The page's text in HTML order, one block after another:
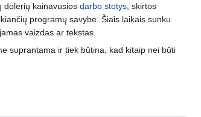
dolerių kainavusios darbo stotys , skirtos
programų savybe. Šiais laikais sunku
vaizdas ar tekstas.
suprantama ir tiek būtina, kad kitaip nei būti